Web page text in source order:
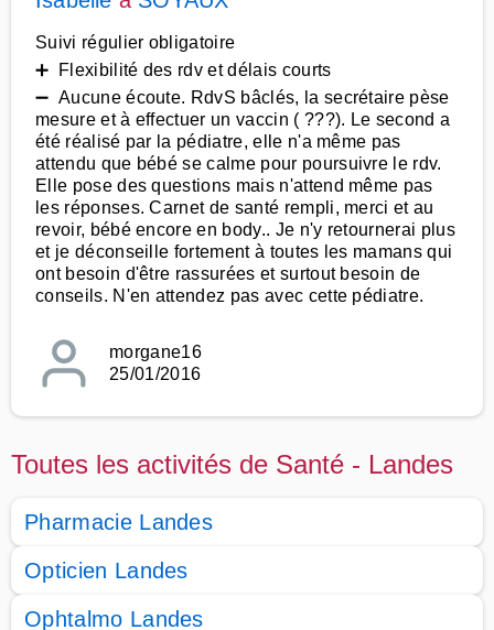
Suivi régulier obligatoire
➕ Flexibilité des rdv et délais courts
➖ Aucune écoute. RdvS bâclés, la secrétaire pèse
mesure et à effectuer un vaccin ( ???). Le second a
été réalisé par la pédiatre, elle n'a même pas
attendu que bébé se calme pour poursuivre le rdv.
Elle pose des questions mais n'attend même pas
les réponses. Carnet de santé rempli, merci et au
revoir, bébé encore en body.. Je n'y retournerai plus
et je déconseille fortement à toutes les mamans qui
ont besoin d'être rassurées et surtout besoin de
conseils. N'en attendez pas avec cette pédiatre.
morgane16
25/01/2016
Toutes les activités de Santé - Landes
Pharmacie Landes
Opticien Landes
Ophtalmo Landes